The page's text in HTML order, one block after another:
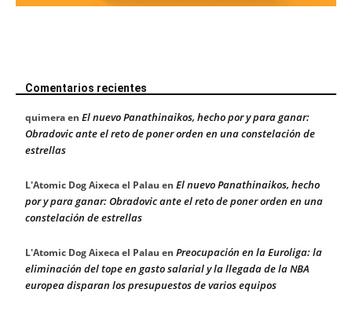
Comentarios recientes
quimeraen El nuevo Panathinaikos, hecho por y para ganar:
Obradovic ante el reto de poner orden en una constelación de
estrellas
L'Atomic Dog Aixeca el Palau en El nuevo Panathinaikos, hecho
por y para ganar: Obradovic ante el reto de poner orden en una
constelación de estrellas
L'Atomic Dog Aixeca el Palau en Preocupación en la Euroliga: la
eliminación del tope en gasto salarial y la llegada de la NBA
europea disparan los presupuestos de varios equipos